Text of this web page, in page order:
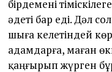
бірдемені
әдеті бар еді. Дәл
шыға келетіндей
адамдарға, маған
қаңғырып жүрген